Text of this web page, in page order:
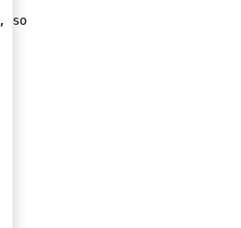
, sobrenome, nome);